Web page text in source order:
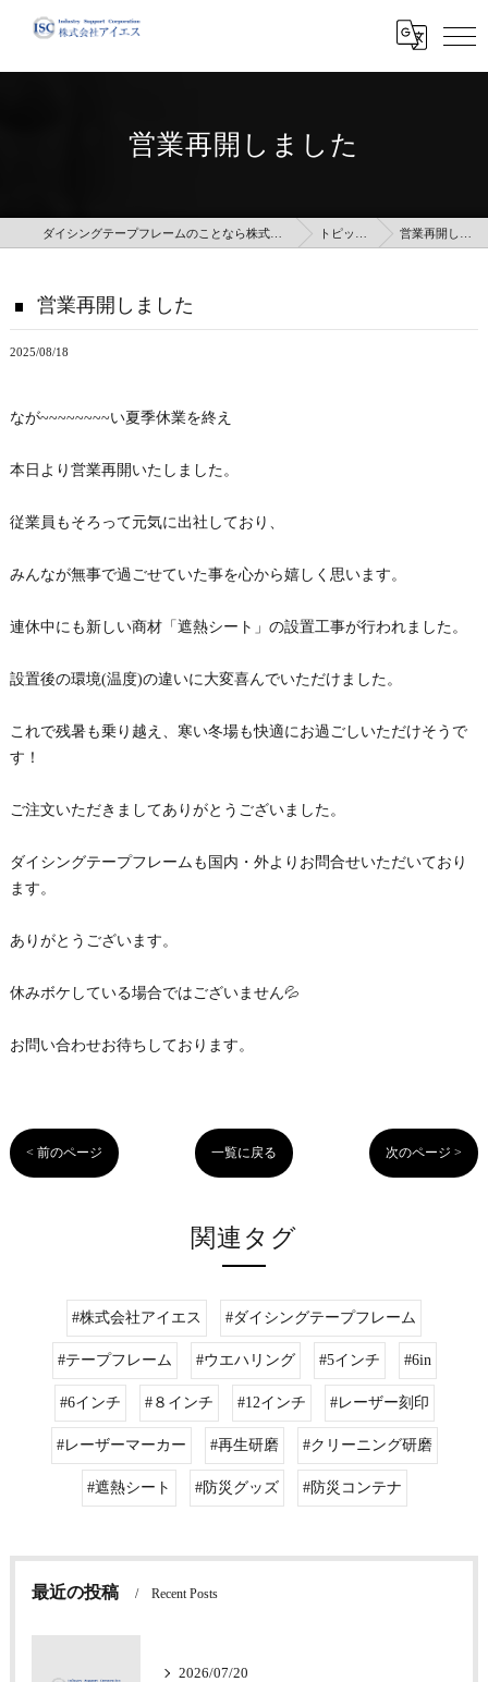
営業再開しました
ダイシングテープフレームのことなら株式会社アイエス トピックス 営業再開しました
営業再開しました
2025/08/18
なが~~~~~~~~い夏季休業を終え
本日より営業再開いたしました。
従業員もそろって元気に出社しており、
みんなが無事で過ごせていた事を心から嬉しく思います。
連休中にも新しい商材「遮熱シート」の設置工事が行われました。
設置後の環境(温度)の違いに大変喜んでいただけました。
これで残暑も乗り越え、寒い冬場も快適にお過ごしいただけそうで
す！
ご注文いただきましてありがとうございました。
ダイシングテープフレームも国内・外よりお問合せいただいており
ます。
ありがとうございます。
休みボケしている場合ではございません💦
お問い合わせお待ちしております。
< 前のページ 一覧に戻る 次のページ >
関連タグ
#株式会社アイエス #ダイシングテープフレーム
#テープフレーム #ウエハリング #5インチ #6in
#6インチ #８インチ #12インチ #レーザー刻印
#レーザーマーカー #再生研磨 #クリーニング研磨
#遮熱シート #防災グッズ #防災コンテナ
最近の投稿 Recent Posts
2026/07/20